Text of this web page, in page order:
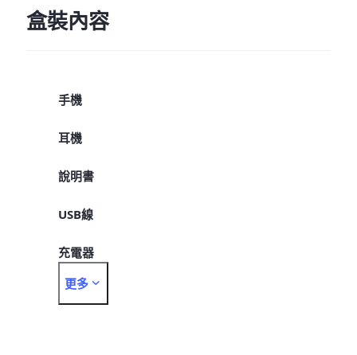
盒裝內容
手機
耳機
說明書
USB線
充電器
取卡針
更多